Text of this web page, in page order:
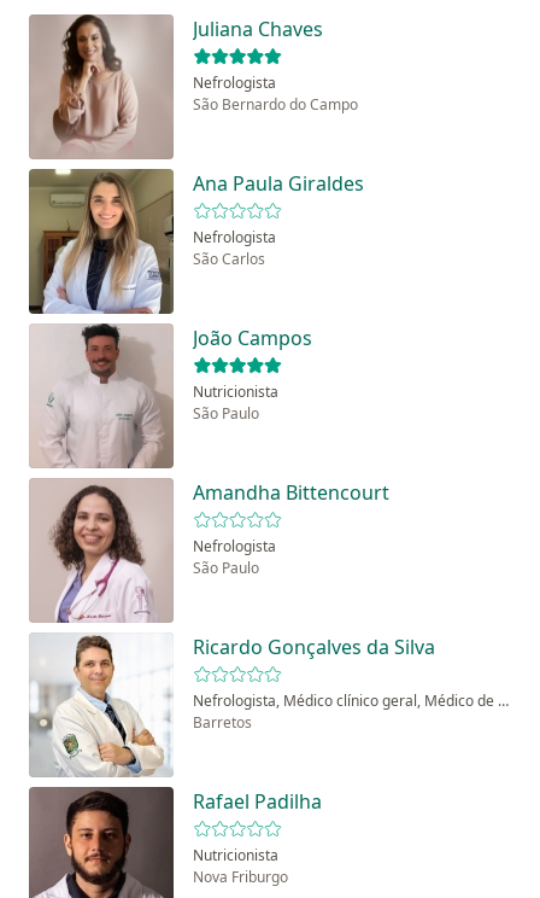
Juliana Chaves
Nefrologista
São Bernardo do Campo
Ana Paula Giraldes
Nefrologista
São Carlos
João Campos
Nutricionista
São Paulo
Amandha Bittencourt
Nefrologista
São Paulo
Ricardo Gonçalves da Silva
Nefrologista, Médico clínico geral, Médico de emergência
Barretos
Rafael Padilha
Nutricionista
Nova Friburgo